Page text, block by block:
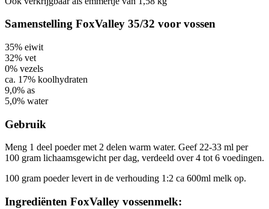
Samenstelling FoxValley 35/32 voor vossen
35% eiwit
32% vet
0% vezels
ca. 17% koolhydraten
9,0% as
5,0% water
Gebruik
Meng 1 deel poeder met 2 delen warm water. Geef 22-33 ml per
100 gram lichaamsgewicht per dag, verdeeld over 4 tot 6 voedingen.
100 gram poeder levert in de verhouding 1:2 ca 600ml melk op.
Ingrediënten FoxValley vossenmelk: